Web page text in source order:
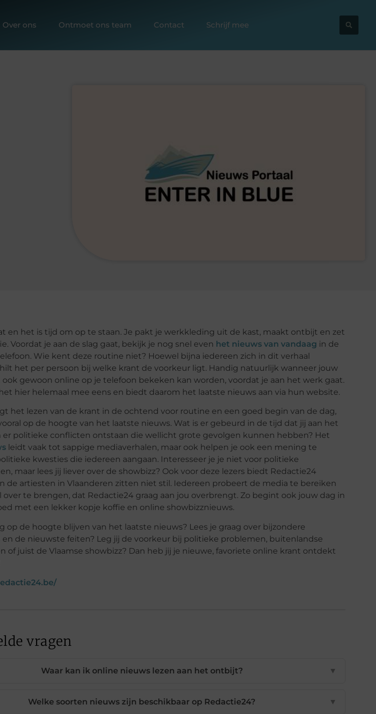
Over ons Ontmoet ons team Contact Schrijf mee
en het is tijd om op te staan. Je pakt je werkkleding uit de kast, maakt ontbijt en zet
Voordat je aan de slag gaat, bekijk je nog snel even het nieuws van vandaag in de
Wie kent deze routine niet? Hoewel bijna iedereen zich in dit verhaal
het per persoon bij welke krant de voorkeur ligt. Handig natuurlijk wanneer jouw
ook gewoon online op je telefoon bekeken kan worden, voordat je aan het werk gaat.
hier helemaal mee eens en biedt daarom het laatste nieuws aan via hun website.
het lezen van de krant in de ochtend voor routine en een goed begin van de dag,
op de hoogte van het laatste nieuws. Wat is er gebeurd in de tijd dat jij aan het
er politieke conflicten ontstaan die wellicht grote gevolgen kunnen hebben? Het
leidt vaak tot sappige mediaverhalen, maar ook helpen je ook een mening te
kwesties die iedereen aangaan. Interesseer je je niet voor politieke
maar lees jij liever over de showbizz? Ook voor deze lezers biedt Redactie24
de artiesten in Vlaanderen zitten niet stil. Iedereen probeert de media te bereiken
over te brengen, dat Redactie24 graag aan jou overbrengt. Zo begint ook jouw dag in
met een lekker kopje koffie en online showbizznieuws.
op de hoogte blijven van het laatste nieuws? Lees je graag over bijzondere
de nieuwste feiten? Leg jij de voorkeur bij politieke problemen, buitenlandse
of juist de Vlaamse showbizz? Dan heb jij je nieuwe, favoriete online krant ontdekt
vragen
Waar kan ik online nieuws lezen aan het ontbijt? ▼
Welke soorten nieuws zijn beschikbaar op Redactie24? ▼